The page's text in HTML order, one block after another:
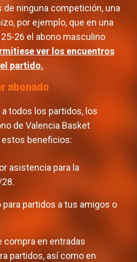
de ninguna competición, una
por ejemplo, que en una
26 el abono masculino
ver los encuentros
partido.
abonado
todos los partidos, los
de Valencia Basket
beneficios:
asistencia para la
para partidos a tus amigos o
compra en entradas
partidos, así como en